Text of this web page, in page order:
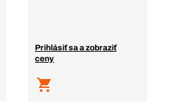
Prihlásiť sa a zobraziť
ceny